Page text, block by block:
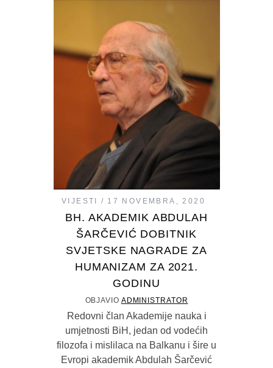
VIJESTI 17 NOVEMBRA, 2020
BH. AKADEMIK ABDULAH
ŠARČEVIĆ DOBITNIK
SVJETSKE NAGRADE ZA
HUMANIZAM ZA 2021.
GODINU
OBJAVIO ADMINISTRATOR
Redovni član Akademije nauka i
umjetnosti BiH, jedan od vodećih
filozofa i mislilaca na Balkanu i šire u
Evropi akademik Abdulah Šarčević